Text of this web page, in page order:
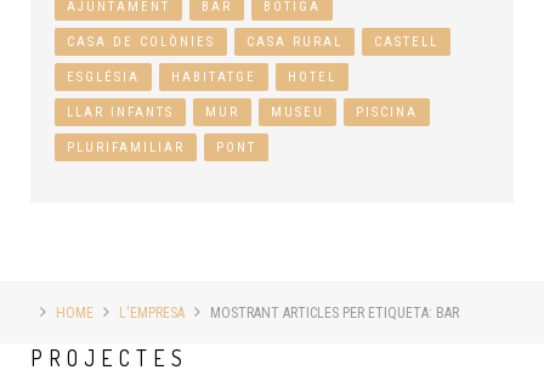
AJUNTAMENT BAR BOTIGA
CASA DE COLÒNIES CASA RURAL CASTELL
ESGLÉSIA HABITATGE HOTEL
LLAR INFANTS MUR MUSEU PISCINA
PLURIFAMILIAR PONT
HOME L'EMPRESA MOSTRANT ARTICLES PER ETIQUETA: BAR
PROJECTES